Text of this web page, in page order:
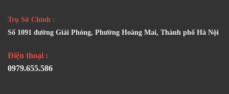
Trụ Sở Chính :
Số 1091 đường Giải Phóng, Phường Hoàng Mai, Thành phố Hà Nội
Điện thoại :
0979.655.586